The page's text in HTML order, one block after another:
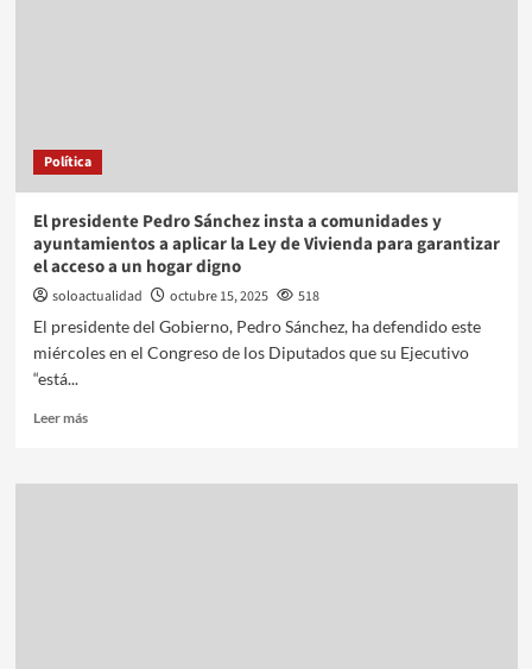
Política
El presidente Pedro Sánchez insta a comunidades y
ayuntamientos a aplicar la Ley de Vivienda para garantizar
el acceso a un hogar digno
soloactualidad octubre 15, 2025
518
El presidente del Gobierno, Pedro Sánchez, ha defendido este
miércoles en el Congreso de los Diputados que su Ejecutivo
“está...
Leer más